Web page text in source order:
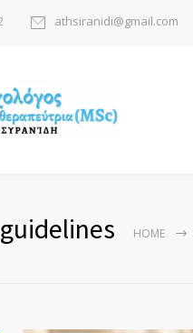
athsiranidi@gmail.com
HOME